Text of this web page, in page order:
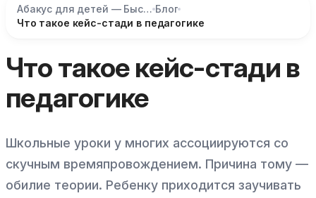
Абакус для детей — Быстрый счёт и развитие мозга Блог
Что такое кейс-стади в педагогике
Что такое кейс-стади в
педагогике
Школьные уроки у многих ассоциируются со
скучным времяпровождением. Причина тому —
обилие теории. Ребенку приходится заучивать